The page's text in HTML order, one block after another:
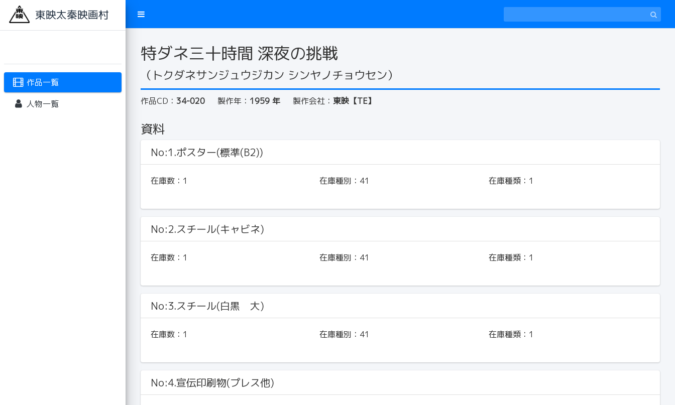
東映太秦映画村
作品一覧
人物一覧
特ダネ三十時間 深夜の挑戦
（トクダネサンジュウジカン シンヤノチョウセン）
作品CD： 34-020 製作年： 1959 年 製作会社： 東映【TE】
資料
No:1.ポスター(標準(B2))
在庫数： 1 在庫種別： 41 在庫種類： 1
No:2.スチール(キャビネ)
在庫数： 1 在庫種別： 41 在庫種類： 1
No:3.スチール(白黒 大)
在庫数： 1 在庫種別： 41 在庫種類： 1
No:4.宣伝印刷物(プレス他)